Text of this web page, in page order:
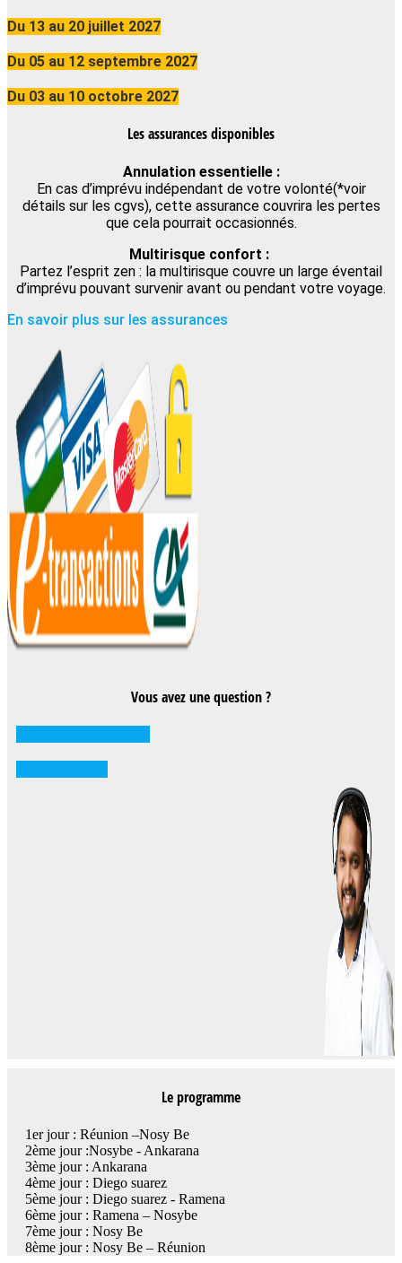
Du 13 au 20 juillet 2027
Du 05 au 12 septembre 2027
Du 03 au 10 octobre 2027
Les assurances disponibles
Annulation essentielle :
En cas d’imprévu indépendant de votre volonté(*voir
détails sur les cgvs), cette assurance couvrira les pertes
que cela pourrait occasionnés.
Multirisque confort :
Partez l’esprit zen : la multirisque couvre un large éventail
d’imprévu pouvant survenir avant ou pendant votre voyage.
En savoir plus sur les assurances
Vous avez une question ?
Le programme
1er jour : Réunion –Nosy Be
2ème jour :Nosybe - Ankarana
3ème jour : Ankarana
4ème jour : Diego suarez
5ème jour : Diego suarez - Ramena
6ème jour : Ramena – Nosybe
7ème jour : Nosy Be
8ème jour : Nosy Be – Réunion